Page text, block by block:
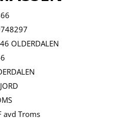
OLDERDALEN
avd Troms